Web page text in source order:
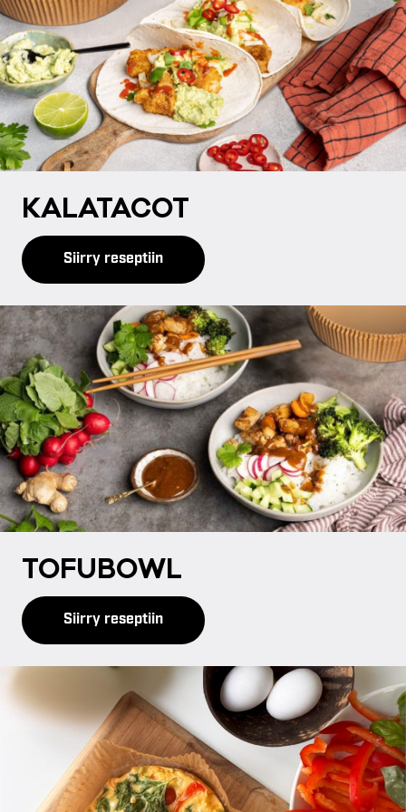
of their services.
KA­LA­TA­COT
Siirry reseptiin
TO­FU­BOWL
Siirry reseptiin